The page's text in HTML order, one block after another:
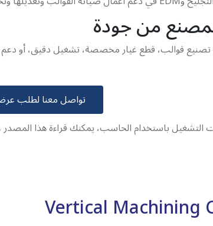
من جودة
قوالب، قطع غيار مخصصة، تشغيل دقيق، أو
تواصل معنا لطلب
التشغيل باستخدام الحاسب، يمكنك قراءة هذا